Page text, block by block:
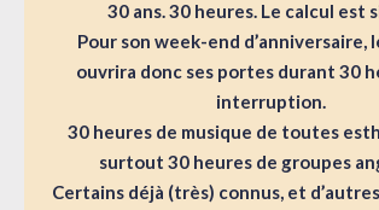
30 ans. 30 heures. Le calcul est
Pour son week-end d’anniversaire,
ouvrira donc ses portes durant 30
interruption.
30 heures de musique de toutes
surtout 30 heures de groupes
Certains déjà (très) connus, et